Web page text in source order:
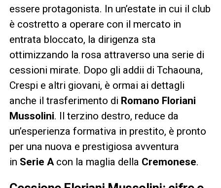
essere protagonista. In un’estate in cui il club
è costretto a operare con il mercato in
entrata bloccato, la dirigenza sta
ottimizzando la rosa attraverso una serie di
cessioni mirate. Dopo gli addii di Tchaouna,
Crespi e altri giovani, è ormai ai dettagli
anche il trasferimento di Romano Floriani
Mussolini. Il terzino destro, reduce da
un’esperienza formativa in prestito, è pronto
per una nuova e prestigiosa avventura
in Serie Acon la maglia della Cremonese.